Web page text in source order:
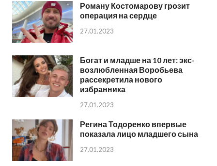
Роману Костомарову грозит
операция на сердце
27.01.2023
Богат и младше на 10 лет: экс-
возлюбленная Воробьева
рассекретила нового
избранника
27.01.2023
Регина Тодоренко впервые
показала лицо младшего сына
27.01.2023